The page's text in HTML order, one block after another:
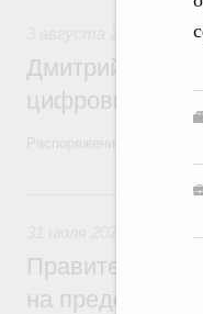
Дмитрий
цифровых
Распоряжение от 25
на